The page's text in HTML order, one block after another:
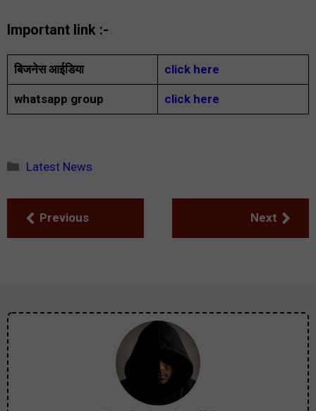
Important link :-
बिजनेस आईडिया click here
whatsapp group click here
Categories
Latest News
Previous Next